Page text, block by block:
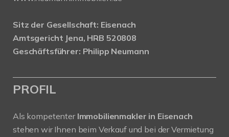
Sitz der Gesellschaft: Eisenach
Amtsgericht Jena, HRB 520808
Geschäftsführer: Philipp Neumann
PROFIL
Als kompetenter Immobilienmakler in Eisenach
stehen wir Ihnen beim Verkauf und bei der Vermietung